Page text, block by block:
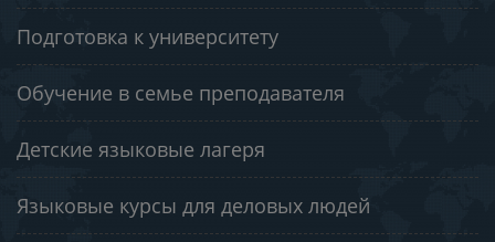
Подготовка к университету
Обучение в семье преподавателя
Детские языковые лагеря
Языковые курсы для деловых людей